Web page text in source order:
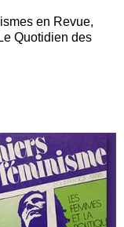
en Revue,
Quotidien des